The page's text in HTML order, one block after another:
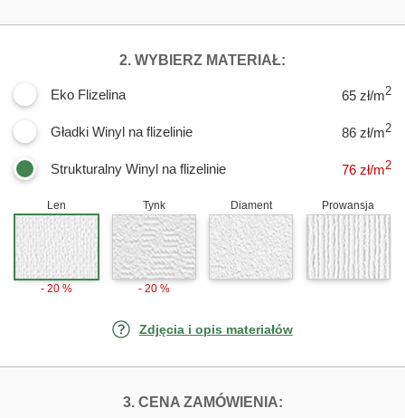
2. WYBIERZ MATERIAŁ:
Eko Flizelina 65 zł/m2
Gładki Winyl na flizelinie 86 zł/m2
Strukturalny Winyl na flizelinie 76 zł/m2
Len
- 20 %
Tynk
- 20 %
Diament Prowansja
Zdjęcia i opis materiałów
3. CENA ZAMÓWIENIA:FOTOTAPETY